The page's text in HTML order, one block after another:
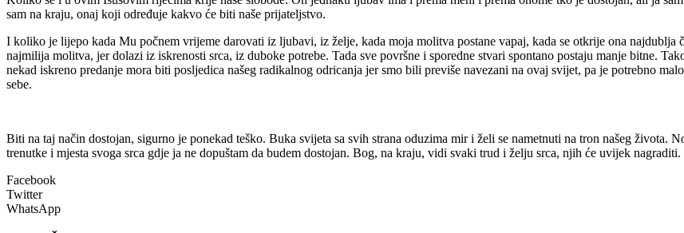
sam na kraju, onaj koji određuje kakvo će biti naše prijateljstvo.
I koliko je lijepo kada Mu počnem vrijeme darovati iz ljubavi, iz želje, kada moja molitva postane vapaj, kada se otkrije ona najdublja
najmilija molitva, jer dolazi iz iskrenosti srca, iz duboke potrebe. Tada sve površne i sporedne stvari spontano postaju manje bitne.
nekad iskreno predanje mora biti posljedica našeg radikalnog odricanja jer smo bili previše navezani na ovaj svijet, pa je potrebno
sebe.
Biti na taj način dostojan, sigurno je ponekad teško. Buka svijeta sa svih strana oduzima mir i želi se nametnuti na tron našeg
trenutke i mjesta svoga srca gdje ja ne dopuštam da budem dostojan. Bog, na kraju, vidi svaki trud i želju srca, njih će uvijek nagraditi.
Facebook
Twitter
WhatsApp